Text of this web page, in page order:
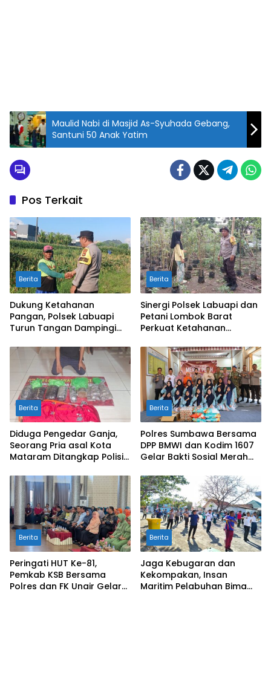
Maulid Nabi di Masjid As-Syuhada Gebang,
Santuni 50 Anak Yatim
Pos Terkait
Berita
Dukung Ketahanan
Pangan, Polsek Labuapi
Turun Tangan Dampingi
Bongkot
Berita
Sinergi Polsek Labuapi dan
Petani Lombok Barat
Perkuat Ketahanan
Berita
Diduga Pengedar Ganja,
Seorang Pria asal Kota
Mataram Ditangkap Polisi
Berita
Polres Sumbawa Bersama
DPP BMWI dan Kodim 1607
Gelar Bakti Sosial Merah
Hidayatullah
Berita
Peringati HUT Ke-81,
Pemkab KSB Bersama
Polres dan FK Unair Gelar
Berita
Jaga Kebugaran dan
Kekompakan, Insan
Maritim Pelabuhan Bima